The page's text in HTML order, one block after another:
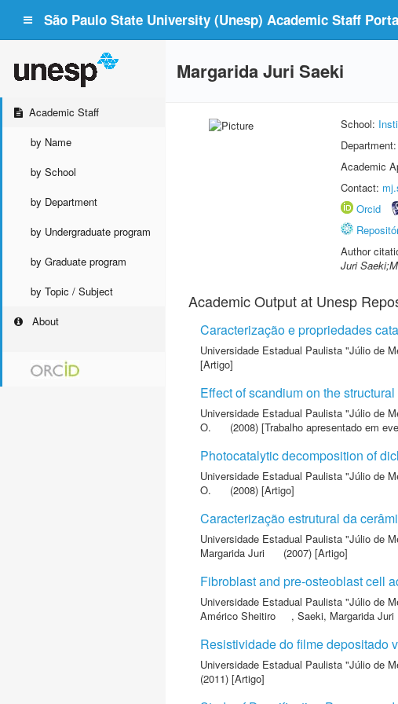
São Paulo State University (Unesp) Academic Staff
Academic Staff
by Name
by School
by Department
by Undergraduate program
by Graduate program
by Topic / Subject
About
Margarida Juri Saeki
School:
Department:
Academic
Contact:
Orcid
Author
Juri
Academic Output at Unesp
Caracterização e propriedades
Universidade Estadual Paulista "Júlio de
[Artigo]
Effect of scandium on the
Universidade Estadual Paulista "Júlio de
O.
(2008) [Trabalho apresentado em
Photocatalytic decomposition of
Universidade Estadual Paulista "Júlio de
O.
(2008) [Artigo]
Caracterização estrutural da
Universidade Estadual Paulista "Júlio de
Margarida Juri
(2007) [Artigo]
Fibroblast and pre-osteoblast cell
Universidade Estadual Paulista "Júlio de
Américo Sheitiro
, Saeki, Margarida Juri
Resistividade do filme depositado
Universidade Estadual Paulista "Júlio de
(2011) [Artigo]